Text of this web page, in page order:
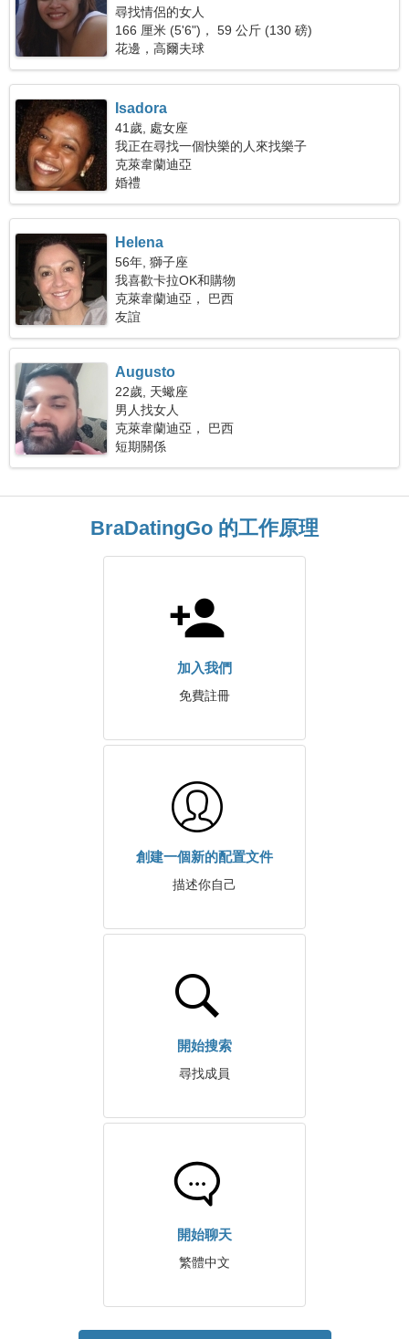
尋找情侶的女人
166 厘米 (5'6")， 59 公斤 (130 磅)
花邊，高爾夫球
Isadora
41歲, 處女座
我正在尋找一個快樂的人來找樂子
克萊韋蘭迪亞
婚禮
Helena
56年, 獅子座
我喜歡卡拉OK和購物
克萊韋蘭迪亞， 巴西
友誼
Augusto
22歲, 天蠍座
男人找女人
克萊韋蘭迪亞， 巴西
短期關係
BraDatingGo 的工作原理
加入我們
免費註冊
創建一個新的配置文件
描述你自己
開始搜索
尋找成員
開始聊天
繁體中文